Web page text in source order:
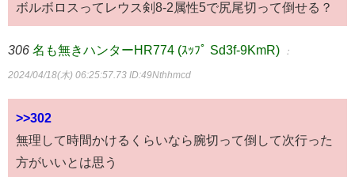
ボルボロスってレウス剣8-2属性5で尻尾切って倒せる？
306 名も無きハンターHR774 (ｽｯﾌﾟ Sd3f-9KmR) ：
2024/04/18(木) 06:25:57.73 ID:49Nthhmcd
>>302
無理して時間かけるくらいなら腕切って倒して次行った
方がいいとは思う